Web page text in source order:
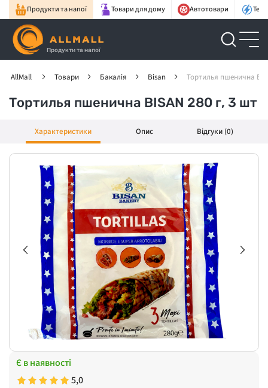
Продукти та напої Товари для дому Автотовари
Продукти та напої
AllMall Товари Бакалія Bisan Тортилья пшенична
Тортилья пшенична BISAN 280 г, 3 шт
Характеристики Опис Відгуки (0)
Є в наявності
5,0